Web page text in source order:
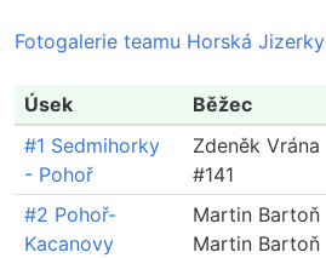
Fotogalerie teamu Horská Jizerky
Úsek Běžec
#1 Sedmihorky
- Pohoř
Zdeněk Vrána
#141
#2 Pohoř-
Kacanovy
Martin Bartoň
Martin Bartoň